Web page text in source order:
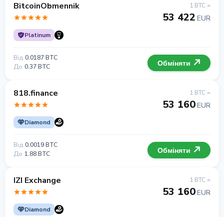
BitcoinObmennik
Platinum
1 BTC =
53 422 EUR
Від 0.0187 BTC
До 0.37 BTC Обміняти
818.finance
Diamond
1 BTC =
53 160EUR
Від 0.0019 BTC
До 1.88 BTC Обміняти
IZI Exchange
Diamond
1 BTC =
53 160EUR